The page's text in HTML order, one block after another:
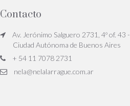
Contacto
Av. Jerónimo Salguero 2731, 4º of. 43 -
Ciudad Autónoma de Buenos Aires
+ 54 11 7078 2731
nela@nelalarrague.com.ar